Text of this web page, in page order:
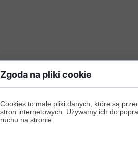
Zgoda na pliki cookie
Cookies to małe pliki danych, które są
stron internetowych. Używamy ich do
ruchu na stronie.